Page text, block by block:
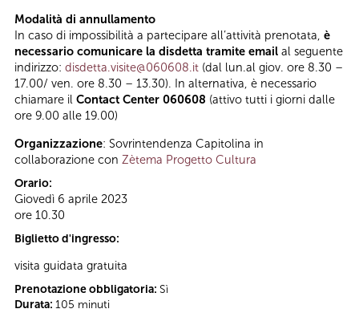
Modalità di annullamento
In caso di impossibilità a partecipare all’attività prenotata, è
necessario comunicare la disdetta tramite email al seguente
indirizzo: disdetta.visite@060608.it (dal lun.al giov. ore 8.30 –
17.00/ ven. ore 8.30 – 13.30). In alternativa, è necessario
chiamare il Contact Center 060608 (attivo tutti i giorni dalle
ore 9.00 alle 19.00)
Organizzazione: Sovrintendenza Capitolina in
collaborazione con Zètema Progetto Cultura
Orario:
Giovedì 6 aprile 2023
ore 10.30
Biglietto d'ingresso:
visita guidata gratuita
Prenotazione obbligatoria: Sì
Durata: 105 minuti